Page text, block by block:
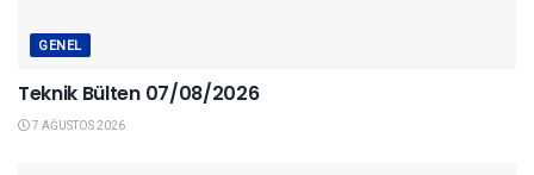
GENEL
Teknik Bülten 07/08/2026
7 AĞUSTOS 2026